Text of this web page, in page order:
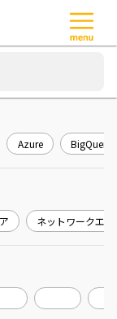
Azure BigQuery
ネットワークエ